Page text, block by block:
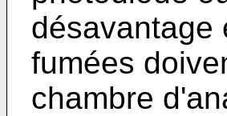
désavantage
fumées
chambre